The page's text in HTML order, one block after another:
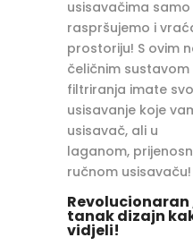
usisavačima samo
raspršujemo i
prostoriju! S ovim
čeličnim sustavom
filtriranja imate
usisavanje koje
usisavač, ali u
laganom,
ručnom usisavaču!
tanak dizajn
vidjeli!